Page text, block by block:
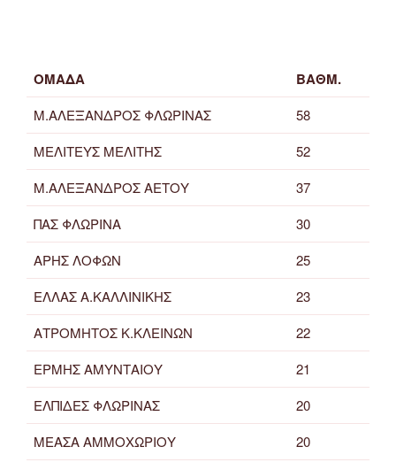
ΟΜΑΔΑ ΒΑΘΜ.
Μ.ΑΛΕΞΑΝΔΡΟΣ ΦΛΩΡΙΝΑΣ
58
ΜΕΛΙΤΕΥΣ ΜΕΛΙΤΗΣ
52
Μ.ΑΛΕΞΑΝΔΡΟΣ ΑΕΤΟΥ
37
ΠΑΣ ΦΛΩΡΙΝΑ
30
ΑΡΗΣ ΛΟΦΩΝ
25
ΕΛΛΑΣ Α.ΚΑΛΛΙΝΙΚΗΣ
23
ΑΤΡΟΜΗΤΟΣ Κ.ΚΛΕΙΝΩΝ
22
ΕΡΜΗΣ ΑΜΥΝΤΑΙΟΥ
21
ΕΛΠΙΔΕΣ ΦΛΩΡΙΝΑΣ
20
ΜΕΑΣΑ ΑΜΜΟΧΩΡΙΟΥ
20